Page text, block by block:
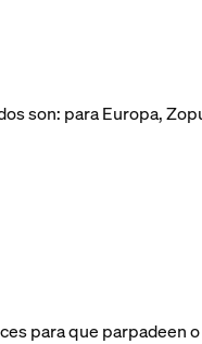
son: para Europa,
para que parpadeen